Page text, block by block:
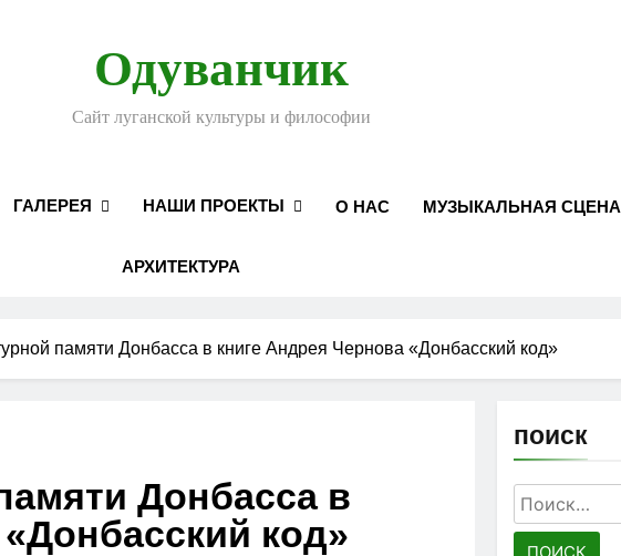
Одуванчик
Сайт луганской культуры и философии
ГАЛЕРЕЯ НАШИ ПРОЕКТЫ О НАС МУЗЫКАЛЬНАЯ СЦЕНА
АРХИТЕКТУРА
памяти Донбасса в книге Андрея Чернова «Донбасский код»
Донбасса в
код»
поиск
Найти: